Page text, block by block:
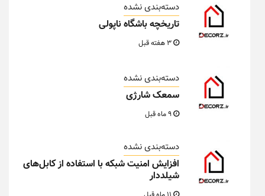
دسته‌بندی نشده
تاریخچه باشگاه ناپولی
دسته‌بندی نشده
سمعک شارژی
دسته‌بندی نشده
افزایش امنیت شبکه با استفاده از کابل‌های
شیلددار